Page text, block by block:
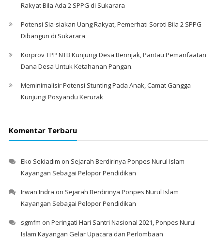
Rakyat Bila Ada 2 SPPG di Sukarara
Potensi Sia-siakan Uang Rakyat, Pemerhati Soroti Bila 2 SPPG
Dibangun di Sukarara
Korprov TPP NTB Kunjungi Desa Beririjak, Pantau Pemanfaatan
Dana Desa Untuk Ketahanan Pangan.
Meminimalisir Potensi Stunting Pada Anak, Camat Gangga
Kunjungi Posyandu Kerurak
Komentar Terbaru
Eko Sekiadim on Sejarah Berdirinya Ponpes Nurul Islam
Kayangan Sebagai Pelopor Pendidikan
Irwan Indra on Sejarah Berdirinya Ponpes Nurul Islam
Kayangan Sebagai Pelopor Pendidikan
sgmfm on Peringati Hari Santri Nasional 2021, Ponpes Nurul
Islam Kayangan Gelar Upacara dan Perlombaan